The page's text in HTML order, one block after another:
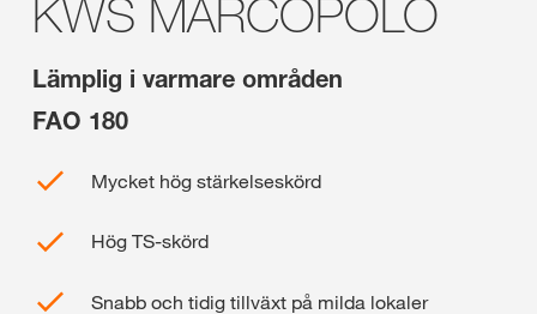
KWS MARCOPOLO
Lämplig i varmare områden
FAO 180
Mycket hög stärkelseskörd
Hög TS-skörd
Snabb och tidig tillväxt på milda lokaler